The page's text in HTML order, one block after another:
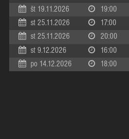
št 19.11.2026 19:00
st 25.11.2026 17:00
st 25.11.2026 20:00
st 9.12.2026 16:00
po 14.12.2026 18:00